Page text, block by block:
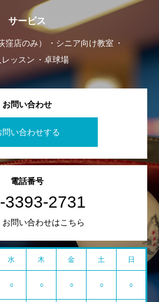
サービス
店のみ）
シニア向け教室
ッスン
卓球場
お問い合わせ
問い合わせする
電話番号
3393-2731
お問い合わせはこちら
水 木 金 土 日
○ ○ ○ ○ ○